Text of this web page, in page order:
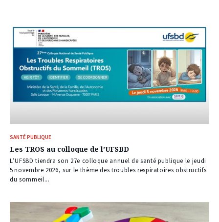
SANTÉ PUBLIQUE
Les TROS au colloque de l’UFSBD
L’UFSBD tiendra son 27e colloque annuel de santé publique le jeudi
5 novembre 2026, sur le thème des troubles respiratoires obstructifs
du sommeil...